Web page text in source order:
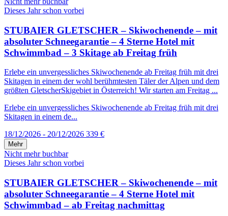
Dieses Jahr schon vorbei
STUBAIER GLETSCHER – Skiwochenende – mit
absoluter Schneegarantie – 4 Sterne Hotel mit
Schwimmbad – 3 Skitage ab Freitag früh
Erlebe ein unvergessliches Skiwochenende ab Freitag früh mit drei
Skitagen in einem der wohl berühmtesten Täler der Alpen und dem
größten GletscherSkigebiet in Österreich! Wir starten am Freitag ...
Erlebe ein unvergessliches Skiwochenende ab Freitag früh mit drei
Skitagen in einem de...
18/12/2026 - 20/12/2026 339 €
Mehr
Nicht mehr buchbar
Dieses Jahr schon vorbei
STUBAIER GLETSCHER – Skiwochenende – mit
absoluter Schneegarantie – 4 Sterne Hotel mit
Schwimmbad – ab Freitag nachmittag